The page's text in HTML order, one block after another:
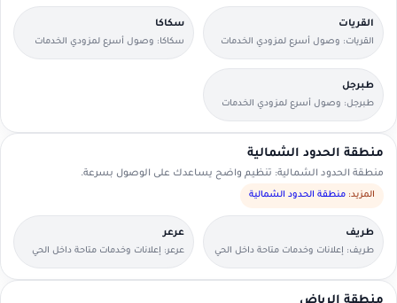
القريات
القريات: وصول أسرع لمزودي الخدمات
القريبين منك.
سكاكا
سكاكا: وصول أسرع لمزودي الخدمات
القريبين منك.
طبرجل
طبرجل: وصول أسرع لمزودي الخدمات
القريبين منك.
منطقة الحدود الشمالية
منطقة الحدود الشمالية: تنظيم واضح يساعدك على الوصول بسرعة.
المزيد: منطقة الحدود الشمالية
طريف
طريف: إعلانات وخدمات متاحة داخل الحي
مع وسائل تواصل مباشرة.
عرعر
عرعر: إعلانات وخدمات متاحة داخل الحي
مع وسائل تواصل مباشرة.